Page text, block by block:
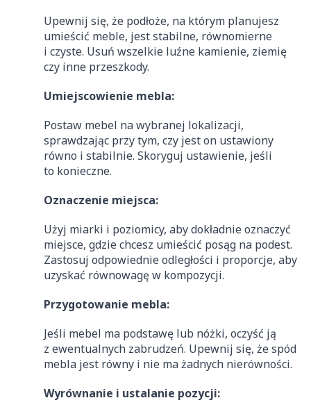
Upewnij się, że podłoże, na którym planujesz
umieścić meble, jest stabilne, równomierne
i czyste. Usuń wszelkie luźne kamienie, ziemię
czy inne przeszkody.
Umiejscowienie mebla:
Postaw mebel na wybranej lokalizacji,
sprawdzając przy tym, czy jest on ustawiony
równo i stabilnie. Skoryguj ustawienie, jeśli
to konieczne.
Oznaczenie miejsca:
Użyj miarki i poziomicy, aby dokładnie oznaczyć
miejsce, gdzie chcesz umieścić posąg na podest.
Zastosuj odpowiednie odległości i proporcje, aby
uzyskać równowagę w kompozycji.
Przygotowanie mebla:
Jeśli mebel ma podstawę lub nóżki, oczyść ją
z ewentualnych zabrudzeń. Upewnij się, że spód
mebla jest równy i nie ma żadnych nierówności.
Wyrównanie i ustalanie pozycji: